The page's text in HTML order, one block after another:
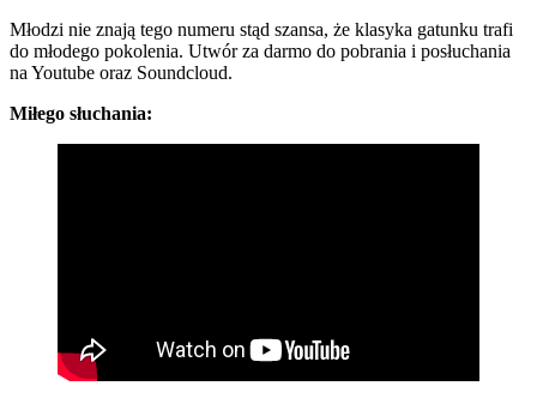
Młodzi nie znają tego numeru stąd szansa, że klasyka gatunku trafi
do młodego pokolenia. Utwór za darmo do pobrania i posłuchania
na Youtube oraz Soundcloud.
Miłego słuchania: